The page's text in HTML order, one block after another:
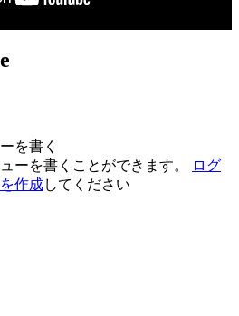
を書く
ーを書くことができます。
ログ
作成してください